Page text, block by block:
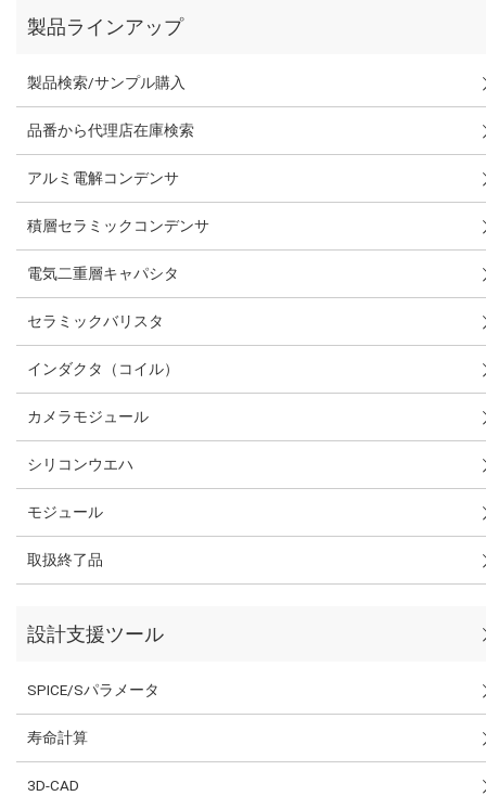
製品ラインアップ
製品検索/サンプル購入
品番から代理店在庫検索
アルミ電解コンデンサ
積層セラミックコンデンサ
電気二重層キャパシタ
セラミックバリスタ
インダクタ（コイル）
カメラモジュール
シリコンウエハ
モジュール
取扱終了品
設計支援ツール
SPICE/Sパラメータ
寿命計算
3D-CAD